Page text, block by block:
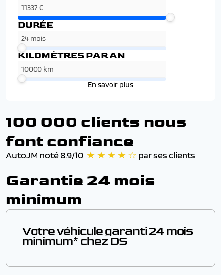
DURÉE
KILOMÈTRES PAR AN
En savoir plus
100 000 clients nous
font confiance
AutoJM noté 8.9/10 ★ ★ ★ ★ ☆ par ses clients
Garantie 24 mois
minimum
Votre véhicule garanti 24 mois
minimum* chez DS
En achetant un vehicule sous garantie chez AutoJM,